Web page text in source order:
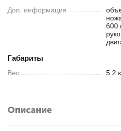
Доп. информация
600
Габариты
Вес 5.2
Описание